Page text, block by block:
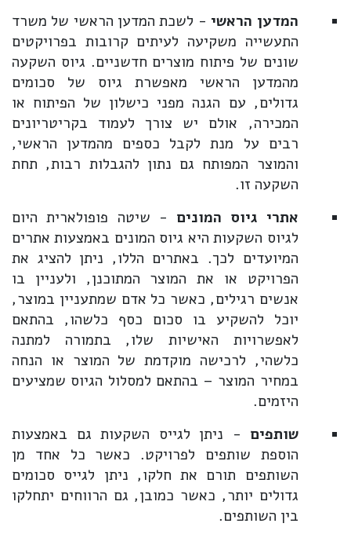
המדען הראשי - לשכת המדען הראשי של משרד
התעשייה משקיעה לעיתים קרובות בפרויקטים
שונים של פיתוח מוצרים חדשניים. גיוס השקעה
מהמדען הראשי מאפשרת גיוס של סכומים
גדולים, עם הגנה מפני כישלון של הפיתוח או
המכירה, אולם יש צורך לעמוד בקריטריונים
רבים על מנת לקבל כספים מהמדען הראשי,
והמוצר המפותח גם נתון להגבלות רבות, תחת
השקעה זו.
אתרי גיוס המונים - שיטה פופולארית היום
לגיוס השקעות היא גיוס המונים באמצעות אתרים
המיועדים לכך. באתרים הללו, ניתן להציג את
הפרויקט או את המוצר המתוכנן, ולעניין בו
אנשים רגילים, כאשר כל אדם שמתעניין במוצר,
יוכל להשקיע בו סכום כסף כלשהו, בהתאם
לאפשרויות האישיות שלו, בתמורה למתנה
כלשהי, לרכישה מוקדמת של המוצר או הנחה
במחיר המוצר – בהתאם למסלול הגיוס שמציעים
היזמים.
שותפים - ניתן לגייס השקעות גם באמצעות
הוספת שותפים לפרויקט. כאשר כל אחד מן
השותפים תורם את חלקו, ניתן לגייס סכומים
גדולים יותר, כאשר כמובן, גם הרווחים יתחלקו
בין השותפים.